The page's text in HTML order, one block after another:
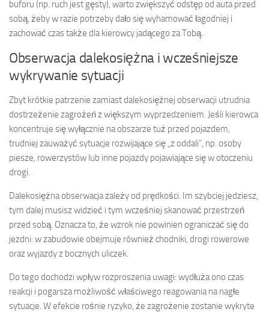
buforu (np. ruch jest gęsty), warto zwiększyć odstęp od auta przed
sobą, żeby w razie potrzeby dało się wyhamować łagodniej i
zachować czas także dla kierowcy jadącego za Tobą.
Obserwacja dalekosiężna i wcześniejsze
wykrywanie sytuacji
Zbyt krótkie patrzenie zamiast dalekosiężnej obserwacji utrudnia
dostrzeżenie zagrożeń z większym wyprzedzeniem. Jeśli kierowca
koncentruje się wyłącznie na obszarze tuż przed pojazdem,
trudniej zauważyć sytuacje rozwijające się „z oddali”, np. osoby
piesze, rowerzystów lub inne pojazdy pojawiające się w otoczeniu
drogi.
Dalekosiężna obserwacja zależy od prędkości. Im szybciej jedziesz,
tym dalej musisz widzieć i tym wcześniej skanować przestrzeń
przed sobą. Oznacza to, że wzrok nie powinien ograniczać się do
jezdni: w zabudowie obejmuje również chodniki, drogi rowerowe
oraz wyjazdy z bocznych uliczek.
Do tego dochodzi wpływ rozproszenia uwagi: wydłuża ono czas
reakcji i pogarsza możliwość właściwego reagowania na nagłe
sytuacje. W efekcie rośnie ryzyko, że zagrożenie zostanie wykryte